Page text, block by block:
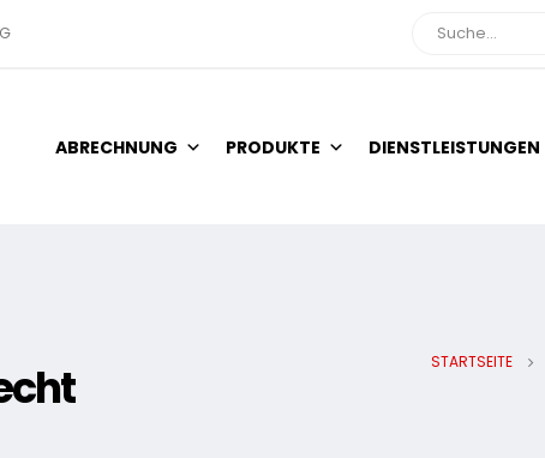
Suche
ABRECHNUNG PRODUKTE DIENSTLEISTUNGEN
STARTSEITE